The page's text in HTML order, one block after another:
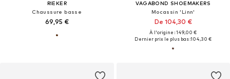
RIEKER
Chaussure basse
69,95 €
VAGABOND SHOEMAKERS
Mocassin 'Linn'
De 104,30 €
À l'origine : 149,00 €
Dernier prix le plus bas :104,30 €